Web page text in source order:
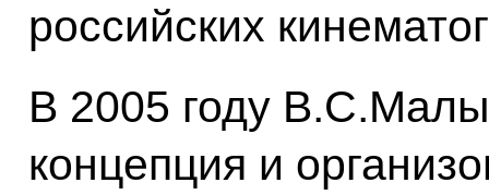
российских
В 2005 году
концепция и